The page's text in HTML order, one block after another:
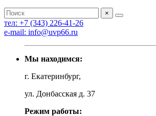
×
тел: +7 (343) 226-41-26
e-mail: info@uvp66.ru
Мы находимся:
г. Екатеринбург,
ул. Донбасская д. 37
Режим работы: